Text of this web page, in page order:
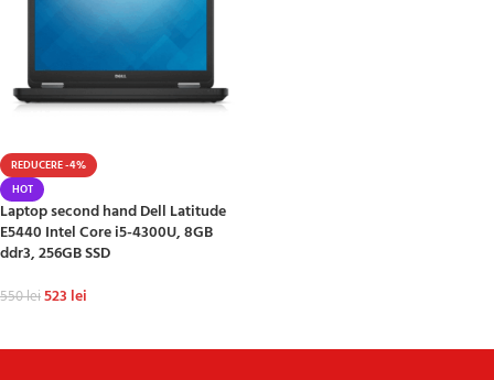
REDUCERE -4%
HOT
Laptop second hand Dell Latitude
E5440 Intel Core i5-4300U, 8GB
ddr3, 256GB SSD
550lei523 lei